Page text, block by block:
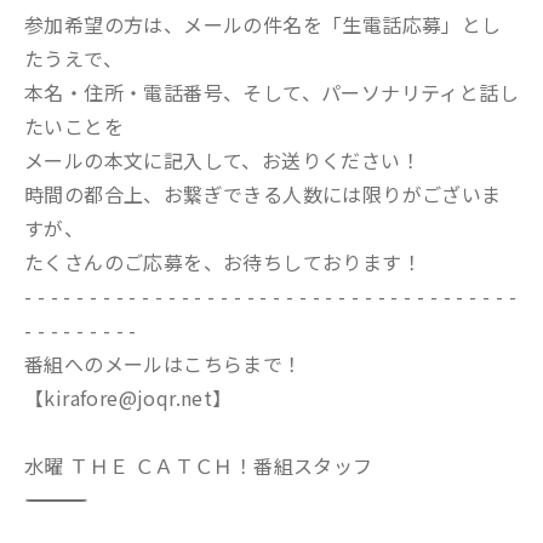
参加希望の方は、メールの件名を「生電話応募」とし
たうえで、
本名・住所・電話番号、そして、パーソナリティと話し
たいことを
メールの本文に記入して、お送りください！
時間の都合上、お繋ぎできる人数には限りがございま
すが、
たくさんのご応募を、お待ちしております！
- - - - - - - - - - - - - - - - - - - - - - - - - - - - - - - - - - - - - -
- - - - - - - - -
番組へのメールはこちらまで！
【kirafore@joqr.net】
水曜 ＴＨＥ ＣＡＴＣＨ！番組スタッフ
―――――――――――――――――――――――――――――――――――――――――